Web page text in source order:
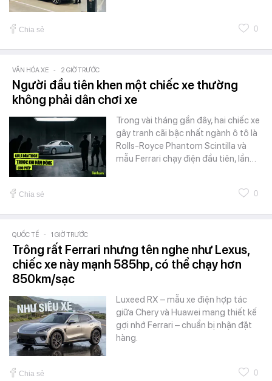
Chia sẻ 0
VĂN HÓA XE - 2 GIỜ TRƯỚC
Người đầu tiên khen một chiếc xe thường
không phải dân chơi xe
Trong vài tháng gần đây, hai chiếc xe
gây tranh cãi bậc nhất ngành ô tô là
Rolls-Royce Phantom Scintilla và
mẫu Ferrari chạy điện đầu tiên, lần…
Chia sẻ 0
QUỐC TẾ - 1 GIỜ TRƯỚC
Trông rất Ferrari nhưng tên nghe như Lexus,
chiếc xe này mạnh 585hp, có thể chạy hơn
850km/sạc
Luxeed RX – mẫu xe điện hợp tác
giữa Chery và Huawei mang thiết kế
gợi nhớ Ferrari – chuẩn bị nhận đặt
hàng.
Chia sẻ 0